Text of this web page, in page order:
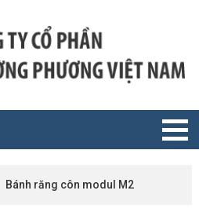
Bánh răng côn modul M2